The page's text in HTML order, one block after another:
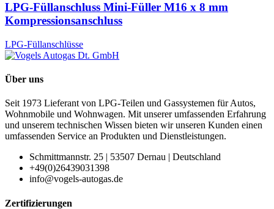
LPG-Füllanschluss Mini-Füller M16 x 8 mm
Kompressionsanschluss
LPG-Füllanschlüsse
Über uns
Seit 1973 Lieferant von LPG-Teilen und Gassystemen für Autos,
Wohnmobile und Wohnwagen. Mit unserer umfassenden Erfahrung
und unserem technischen Wissen bieten wir unseren Kunden einen
umfassenden Service an Produkten und Dienstleistungen.
Schmittmannstr. 25 | 53507 Dernau | Deutschland
+49(0)26439031398
info@vogels-autogas.de
Zertifizierungen